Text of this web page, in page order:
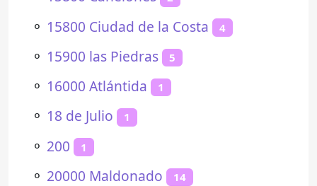
⚬ 15800 Ciudad de la Costa 4
⚬ 15900 las Piedras 5
⚬ 16000 Atlántida 1
⚬ 18 de Julio 1
⚬ 200 1
⚬ 20000 Maldonado 14